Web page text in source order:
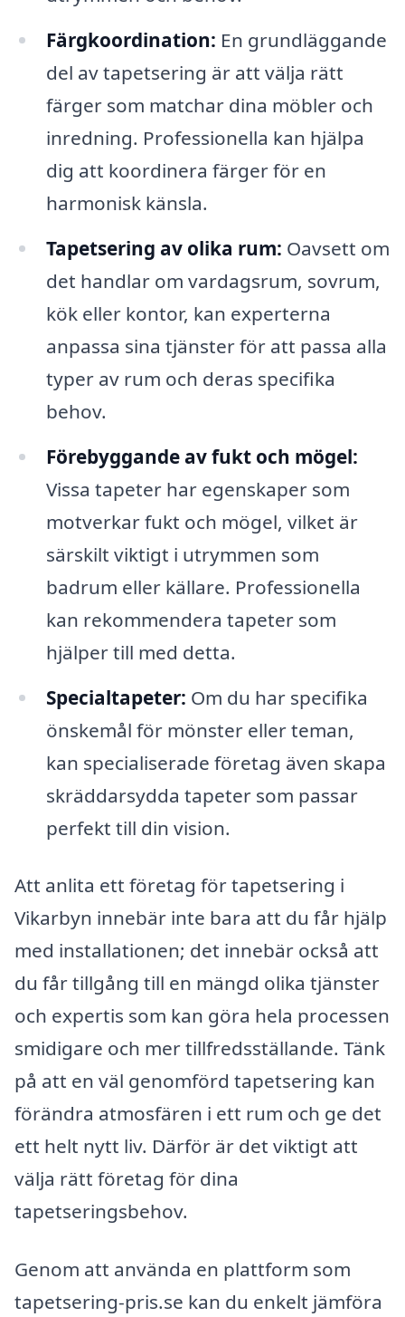
Färgkoordination: En grundläggande
del av tapetsering är att välja rätt
färger som matchar dina möbler och
inredning. Professionella kan hjälpa
dig att koordinera färger för en
harmonisk känsla.
Tapetsering av olika rum: Oavsett om
det handlar om vardagsrum, sovrum,
kök eller kontor, kan experterna
anpassa sina tjänster för att passa alla
typer av rum och deras specifika
behov.
Förebyggande av fukt och mögel:
Vissa tapeter har egenskaper som
motverkar fukt och mögel, vilket är
särskilt viktigt i utrymmen som
badrum eller källare. Professionella
kan rekommendera tapeter som
hjälper till med detta.
Specialtapeter: Om du har specifika
önskemål för mönster eller teman,
kan specialiserade företag även skapa
skräddarsydda tapeter som passar
perfekt till din vision.
Att anlita ett företag för tapetsering i
Vikarbyn innebär inte bara att du får hjälp
med installationen; det innebär också att
du får tillgång till en mängd olika tjänster
och expertis som kan göra hela processen
smidigare och mer tillfredsställande. Tänk
på att en väl genomförd tapetsering kan
förändra atmosfären i ett rum och ge det
ett helt nytt liv. Därför är det viktigt att
välja rätt företag för dina
tapetseringsbehov.
Genom att använda en plattform som
tapetsering-pris.se kan du enkelt jämföra